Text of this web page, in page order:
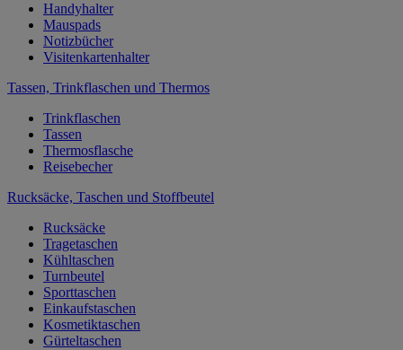
Handyhalter
Mauspads
Notizbücher
Visitenkartenhalter
Tassen, Trinkflaschen und Thermos
Trinkflaschen
Tassen
Thermosflasche
Reisebecher
Rucksäcke, Taschen und Stoffbeutel
Rucksäcke
Tragetaschen
Kühltaschen
Turnbeutel
Sporttaschen
Einkaufstaschen
Kosmetiktaschen
Gürteltaschen